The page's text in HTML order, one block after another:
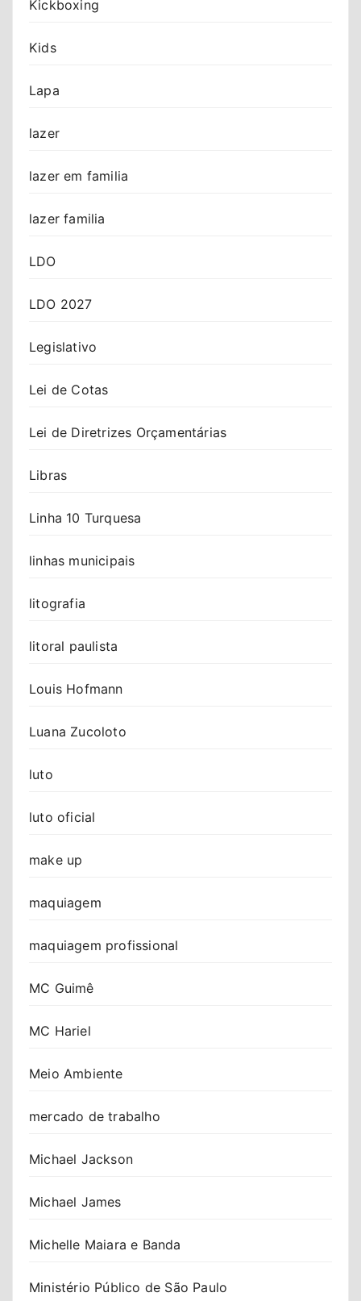
Kickboxing
Kids
Lapa
lazer
lazer em familia
lazer familia
LDO
LDO 2027
Legislativo
Lei de Cotas
Lei de Diretrizes Orçamentárias
Libras
Linha 10 Turquesa
linhas municipais
litografia
litoral paulista
Louis Hofmann
Luana Zucoloto
luto
luto oficial
make up
maquiagem
maquiagem profissional
MC Guimê
MC Hariel
Meio Ambiente
mercado de trabalho
Michael Jackson
Michael James
Michelle Maiara e Banda
Ministério Público de São Paulo